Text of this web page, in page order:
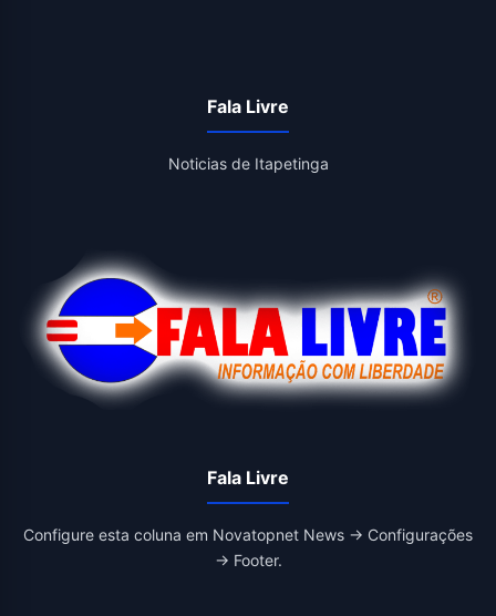
Fala Livre
Noticias de Itapetinga
Fala Livre
Configure esta coluna em Novatopnet News → Configurações
→ Footer.